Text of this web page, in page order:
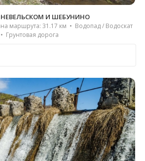
И ШЕБУНИНО
маршрута: 31.17 км • Водопад / Водоскат
Грунтовая дорога